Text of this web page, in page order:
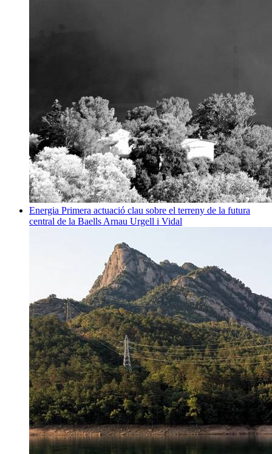
Energia Primera actuació clau sobre el terreny de la futura
central de la Baells Arnau Urgell i Vidal